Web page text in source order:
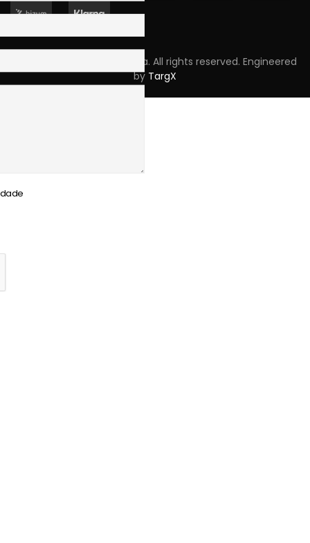
Copyright © 2023 Skpro, Lda. All rights reserved. Engineered
by TargX